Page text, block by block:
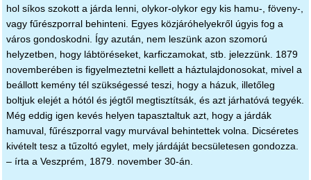
hol síkos szokott a járda lenni, olykor-olykor egy kis hamu-, föveny-,
vagy fűrészporral behinteni. Egyes közjáróhelyekről úgyis fog a
város gondoskodni. Így azután, nem leszünk azon szomorú
helyzetben, hogy lábtöréseket, karficzamokat, stb. jelezzünk. 1879
novemberében is figyelmeztetni kellett a háztulajdonosokat, mivel a
beállott kemény tél szükségessé teszi, hogy a házuk, illetőleg
boltjuk elejét a hótól és jégtől megtisztítsák, és azt járhatóvá tegyék.
Még eddig igen kevés helyen tapasztaltuk azt, hogy a járdák
hamuval, fűrészporral vagy murvával behintettek volna. Dicséretes
kivételt tesz a tűzoltó egylet, mely járdáját becsületesen gondozza.
– írta a Veszprém, 1879. november 30-án.